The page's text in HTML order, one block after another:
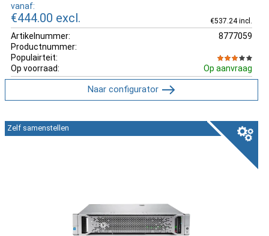
vanaf:
€444.00 excl. €537.24 incl.
Artikelnummer:
8777059
Productnummer:
Populairteit:
Op voorraad:
Op aanvraag
Naar configurator
Zelf samenstellen